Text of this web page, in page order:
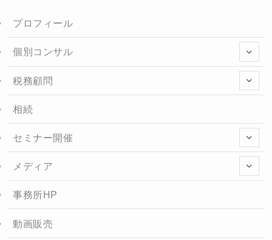
プロフィール
個別コンサル
税務顧問
相続
セミナー開催
メディア
事務所HP
動画販売